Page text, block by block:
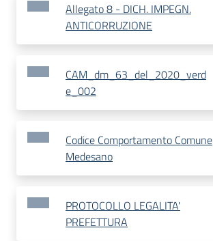
Allegato 8 - DICH. IMPEGN.
ANTICORRUZIONE
CAM_dm_63_del_2020_verd
e_002
Codice Comportamento Comune
Medesano
PROTOCOLLO LEGALITA'
PREFETTURA